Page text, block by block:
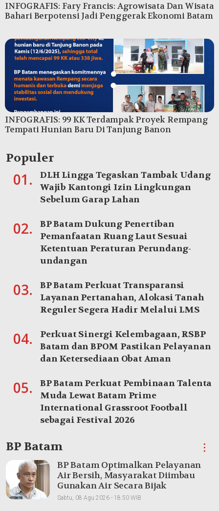
INFOGRAFIS: Fary Francis: Agrowisata Dan Wisata
Bahari Berpotensi Jadi Penggerak Ekonomi Batam
INFOGRAFIS: 99 KK Terdampak Proyek Rempang
Tempati Hunian Baru Di Tanjung Banon
Populer
01.
DLH Lingga Tegaskan Tambak Udang
Wajib Kantongi Izin Lingkungan
Sebelum Garap Lahan
02.
BP Batam Dukung Penertiban
Pemanfaatan Ruang Laut Sesuai
Ketentuan Peraturan Perundang-
undangan
03.
BP Batam Perkuat Transparansi
Layanan Pertanahan, Alokasi Tanah
Reguler Segera Hadir Melalui LMS
04.
Perkuat Sinergi Kelembagaan, RSBP
Batam dan BPOM Pastikan Pelayanan
dan Ketersediaan Obat Aman
05.
BP Batam Perkuat Pembinaan Talenta
Muda Lewat Batam Prime
International Grassroot Football
sebagai Festival 2026
BP Batam ⋮
BP Batam Optimalkan Pelayanan
Air Bersih, Masyarakat Diimbau
Gunakan Air Secara Bijak
Sabtu, 08 Agu 2026 - 18:50 WIB